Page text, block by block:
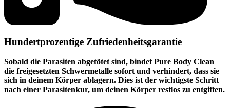
Hundertprozentige Zufriedenheitsgarantie
Sobald die Parasiten abgetötet sind, bindet Pure Body Clean
die freigesetzten Schwermetalle sofort und verhindert, dass sie
sich in deinem Körper ablagern. Dies ist der wichtigste Schritt
nach einer Parasitenkur, um deinen Körper restlos zu entgiften.